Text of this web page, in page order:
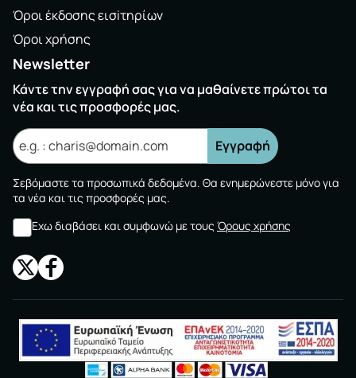
Όροι έκδοσης εισiτηρίων
Όροι χρήσης
Newsletter
Κάντε την εγγραφή σας για να μαθαίνετε πρώτοι τα
νέα και τις προσφορές μας.
Εγγραφή
Σεβόμαστε τα προσωπικά δεδομένα. Θα ενημερώνεστε μόνο για
τα νέα και τις προσφορές μας.
Εχω διαβάσει και συμφωνώ με τους Όρους χρήσης